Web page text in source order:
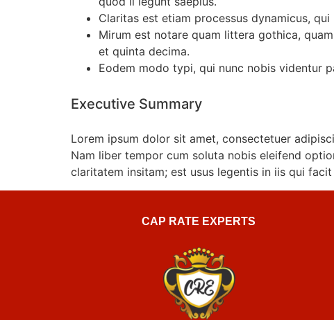
Claritas est etiam processus dynamicus,
Mirum est notare quam littera gothica,
et quinta decima.
Eodem modo typi, qui nunc nobis videntur
Executive Summary
Lorem ipsum dolor sit amet, consectetuer
Nam liber tempor cum soluta nobis eleifend
claritatem insitam; est usus legentis in iis qui
CAP RATE EXPERTS